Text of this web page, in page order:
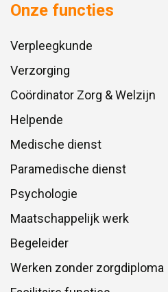
Onze functies
Verpleegkunde
Verzorging
Coördinator Zorg & Welzijn
Helpende
Medische dienst
Paramedische dienst
Psychologie
Maatschappelijk werk
Begeleider
Werken zonder zorgdiploma